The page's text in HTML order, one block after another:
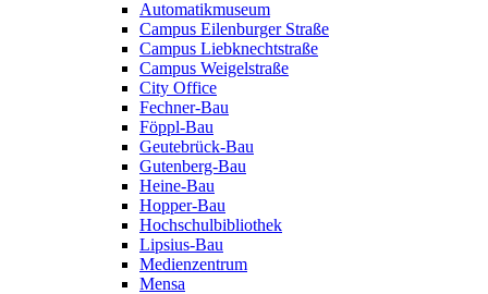
Automatikmuseum
Campus Eilenburger Straße
Campus Liebknechtstraße
Campus Weigelstraße
City Office
Fechner-Bau
Föppl-Bau
Geutebrück-Bau
Gutenberg-Bau
Heine-Bau
Hopper-Bau
Hochschulbibliothek
Lipsius-Bau
Medienzentrum
Mensa